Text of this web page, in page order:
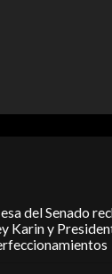
del Senado
Karin y